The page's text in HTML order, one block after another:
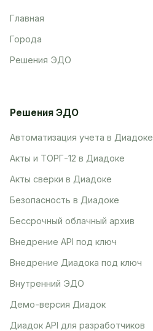
Главная
Города
Решения ЭДО
Решения ЭДО
Автоматизация учета в Диадоке
Акты и ТОРГ-12 в Диадоке
Акты сверки в Диадоке
Безопасность в Диадоке
Бессрочный облачный архив
Внедрение API под ключ
Внедрение Диадока под ключ
Внутренний ЭДО
Демо-версия Диадок
Диадок API для разработчиков